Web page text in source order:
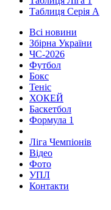
Таблиця Серія А
Всі новини
Збірна України
ЧС-2026
Футбол
Бокс
Теніс
ХОКЕЙ
Баскетбол
Формула 1
Ліга Чемпіонів
Відео
Фото
УПЛ
Контакти